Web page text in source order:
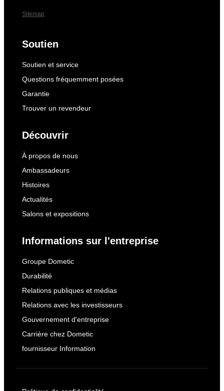
Sitemap
Soutien
Soutien et service
Questions fréquemment posées
Garantie
Trouver un revendeur
Découvrir
À propos de nous
Ambassadeurs
Histoires
Actualités
Salons et expositions
Informations sur l'entreprise
Groupe Dometic
Durabilité
Relations publiques et médias
Relations avec les investisseurs
Gouvernement d'entreprise
Carrière chez Dometic
fournisseur Information